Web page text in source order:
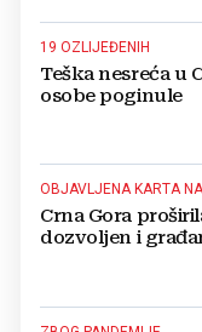
19 OZLIJEĐENIH
Teška nesreća u
osobe poginule
OBJAVLJENA KARTA
Crna Gora
dozvoljen i